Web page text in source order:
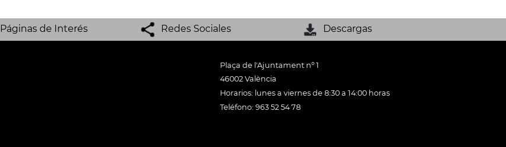
Páginas de Interés Redes Sociales Descargas
Plaça de l'Ajuntament nº 1
46002 València
Horarios: lunes a viernes de 8:30 a 14:00 horas
Teléfono: 963 52 54 78